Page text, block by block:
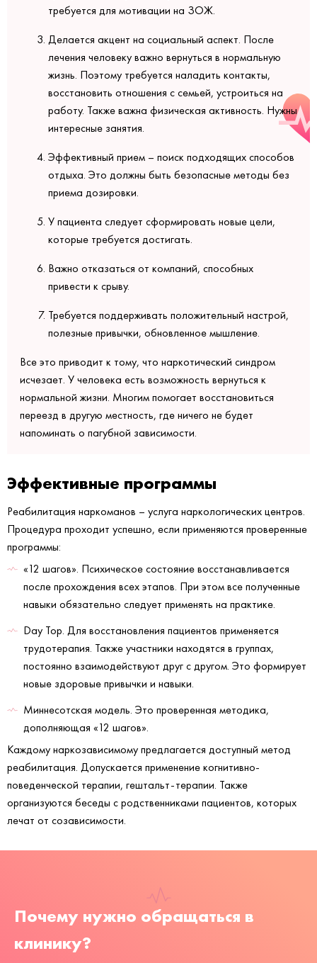
требуется для мотивации на ЗОЖ.
Делается акцент на социальный аспект. После
лечения человеку важно вернуться в нормальную
жизнь. Поэтому требуется наладить контакты,
восстановить отношения с семьей, устроиться на
работу. Также важна физическая активность. Нужны
интересные занятия.
Эффективный прием – поиск подходящих способов
отдыха. Это должны быть безопасные методы без
приема дозировки.
У пациента следует сформировать новые цели,
которые требуется достигать.
Важно отказаться от компаний, способных
привести к срыву.
Требуется поддерживать положительный настрой,
полезные привычки, обновленное мышление.
Все это приводит к тому, что наркотический синдром
исчезает. У человека есть возможность вернуться к
нормальной жизни. Многим помогает восстановиться
переезд в другую местность, где ничего не будет
напоминать о пагубной зависимости.
Эффективные программы
Реабилитация наркоманов – услуга наркологических центров.
Процедура проходит успешно, если применяются проверенные
программы:
«12 шагов». Психическое состояние восстанавливается
после прохождения всех этапов. При этом все полученные
навыки обязательно следует применять на практике.
Day Top. Для восстановления пациентов применяется
трудотерапия. Также участники находятся в группах,
постоянно взаимодействуют друг с другом. Это формирует
новые здоровые привычки и навыки.
Миннесотская модель. Это проверенная методика,
дополняющая «12 шагов».
Каждому наркозависимому предлагается доступный метод
реабилитация. Допускается применение когнитивно-
поведенческой терапии, гештальт-терапии. Также
организуются беседы с родственниками пациентов, которых
лечат от созависимости.
Почему нужно обращаться в
клинику?